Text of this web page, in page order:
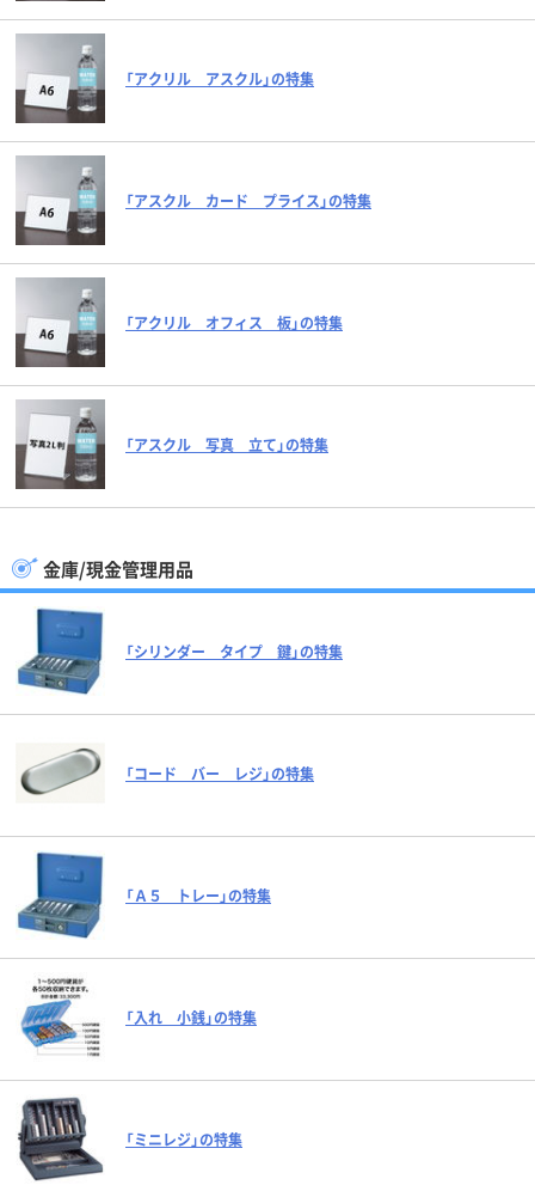
「アクリル アスクル」の特集
「アスクル カード プライス」の特集
「アクリル オフィス 板」の特集
「アスクル 写真 立て」の特集
金庫/現金管理用品
「シリンダー タイプ 鍵」の特集
「コード バー レジ」の特集
「Ａ５ トレー」の特集
「入れ 小銭」の特集
「ミニレジ」の特集